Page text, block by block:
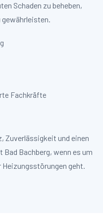
Schaden zu beheben,
Fachkräfte
Zuverlässigkeit und einen
Bachberg, wenn es um
geht.